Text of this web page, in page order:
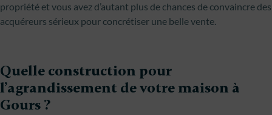
propriété et vous avez d’autant plus de chances de convaincre des
acquéreurs sérieux pour concrétiser une belle vente.
Quelle construction pour
l’agrandissement de votre maison à
Gours ?